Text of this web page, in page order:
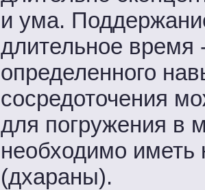
и ума.
длительное время
определенного
сосредоточения
для погружения в
необходимо иметь
(дхараны).